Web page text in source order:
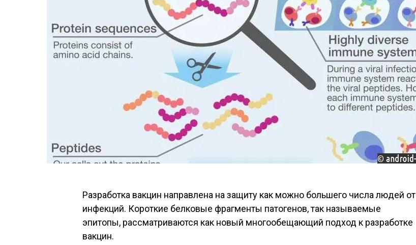
Разработка вакцин направлена ​​на защиту как можно большего числа людей от
инфекций. Короткие белковые фрагменты патогенов, так называемые
эпитопы, рассматриваются как новый многообещающий подход к разработке
вакцин.